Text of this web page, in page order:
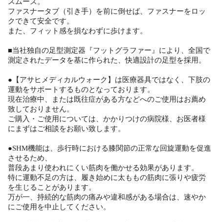
ファスナータブ（引き手）を前に倒せば、ファスナーをロッ
クできて安全です。
また、フィット感を損なわずに歩けます。
■当社独自の足型測定器『フットグラファー』により、全国で
測定されたデータを基に作られた、快適設計の足型を採用。
●【アサヒメディカルウォーク】は医療器具ではなく、下肢の
運動をサポートするものとなっております。
現在治療中、または既往症がある方などへのご使用はお薦め
致しておりません。
ご購入・ご使用については、かかりつけの病院様、お医者様
にまずはご相談をお願い致します。
●SHM機能は、歩行時における膝関節の正常な回旋運動を促進
させるため、
普段あまり使われにくい筋肉を働かせる効果があります。
特に運動不足の方は、履き始めに太ももの筋肉に張りや疲労
を生じることがあります。
万が一、持続的な筋肉の痛みや違和感がある場合は、速やか
にご使用を中止してください。